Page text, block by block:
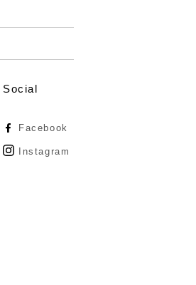
Social
Facebook
Instagram